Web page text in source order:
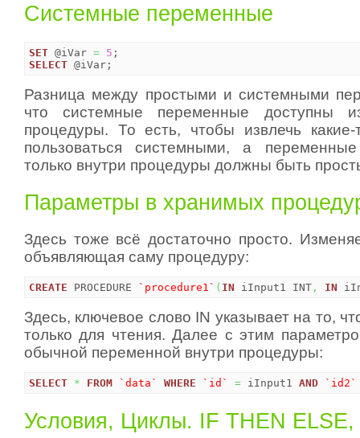
Системные переменные
SET @iVar = 5
SELECT @iVar;
Разница между простыми и системными
что системные переменные доступны
процедуры. То есть, чтобы извлечь
пользоваться системными, а
только внутри процедуры должны быть
Параметры в хранимых
Здесь тоже всё достаточно просто.
объявляющая саму процедуру:
CREATE PROCEDURE `procedure1` ( IN iInput1 INT , IN
Здесь, ключевое слово IN указывает на то,
только для чтения. Далее с этим
обычной переменной внутри процедуры:
SELECT * FROM `data` WHERE `id` = iInput1 AND `id2`
Условия, Циклы. IF THEN ELSE,